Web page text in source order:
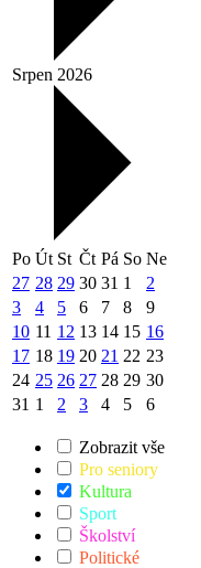
Srpen 2026
Po Út St Čt Pá So Ne
27 28 29 30 31 1
2
3
4 5 6 7 8
9
10 11 12 13 14 15 16
17 18 19 20 21 22 23
24 25 26 27 28 29 30
31 1 2 3 4 5 6
Zobrazit vše
Pro seniory
Kultura
Sport
Školství
Politické